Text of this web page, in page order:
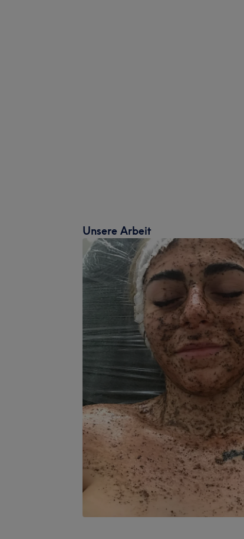
Unsere Arbeit